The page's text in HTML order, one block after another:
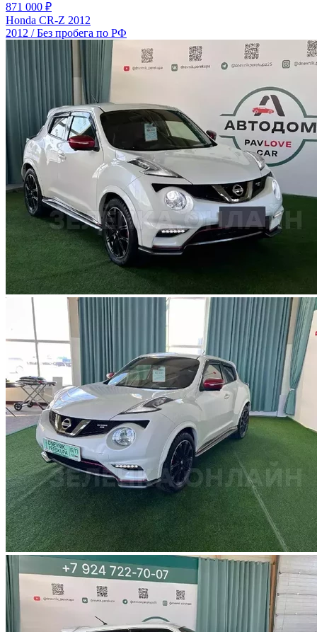
871 000 ₽
Honda CR-Z 2012
2012 / Без пробега по РФ